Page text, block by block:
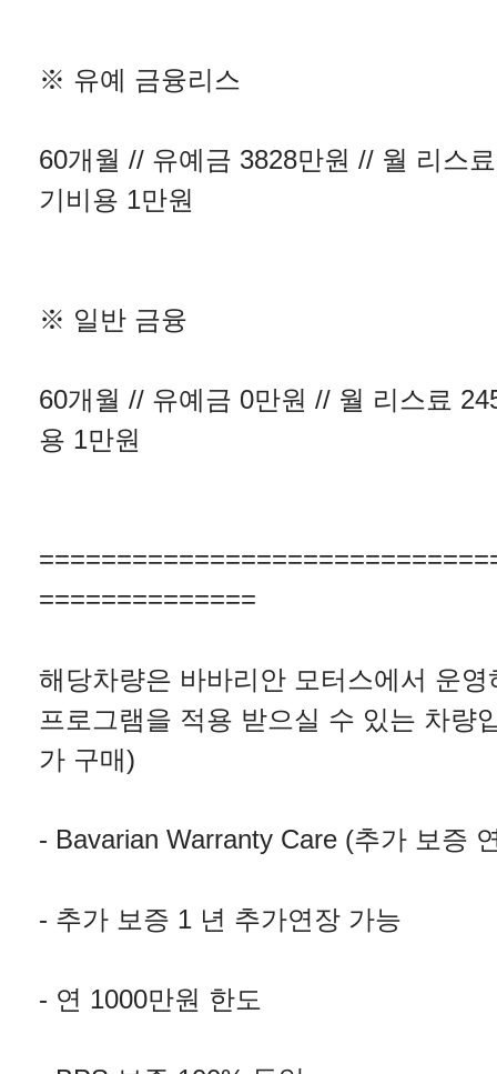
※ 유예 금융리스
60개월 // 유예금 3828만원 // 월 리스
기비용 1만원
※ 일반 금융
60개월 // 유예금 0만원 // 월 리스료
용 1만원
==============
해당차량은 바바리안 모터스에서 운
프로그램을 적용 받으실 수 있는 차량
가 구매)
- Bavarian Warranty Care (추가 보증
- 추가 보증 1 년 추가연장 가능
- 연 1000만원 한도